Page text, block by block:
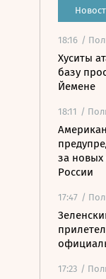
18:16 /
Хуситы
базу
Йемене
18:11 /
за новых
России
17:47 /
17:23 /